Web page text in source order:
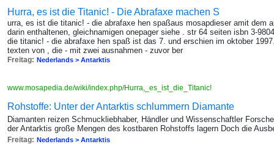
Hurra, es ist die Titanic! - Die Abrafaxe machen S
urra, es ist die titanic! - die abrafaxe hen spaßaus mosapdieser amit dem
darin enthaltenen, gleichnamigen onepager siehe . str 64 seiten isbn 3-
die titanic! - die abrafaxe hen spaß ist das 7. und erschien im oktober
texten von , die - mit zwei ausnahmen - zuvor ber
Freitag: Nederlands > Antarktis
www.mosapedia.de/wiki/index.php/Hurra,_es_ist_die_Titanic!
Rohstoffe: Unter der Antarktis schlummern Diamante
Diamanten reizen Schmuckliebhaber, Händler und Wissenschaftler
der Antarktis große Mengen des kostbaren Rohstoffs lagern Doch die
Freitag: Nederlands > Antarktis